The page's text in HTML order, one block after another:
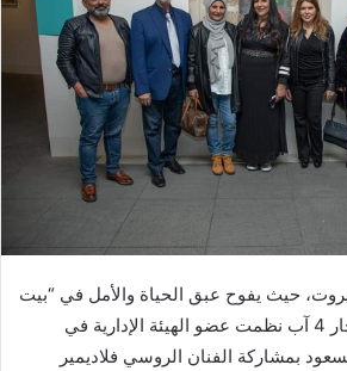
حيث يفوح عبق الحياة والأمل في “بيت
بيروت” وفي ذكرى انفجار 4 آب نظمت عضو الهيئة الإدارية في
بمشاركة الفنان الروسي فلاديمير